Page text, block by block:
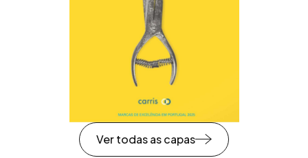
Ver todas as capas